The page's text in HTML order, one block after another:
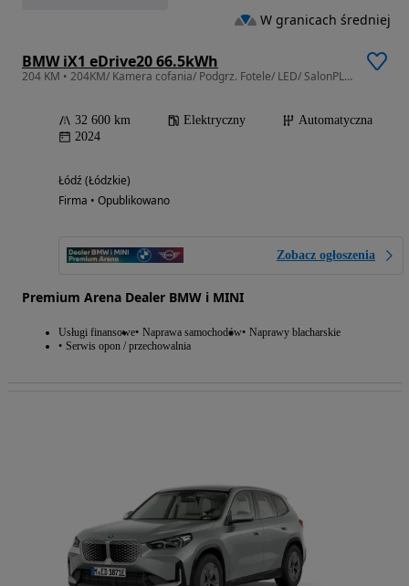
BMW iX1 eDrive20 66.5kWh
204 KM • 204KM/ Kamera cofania/ Podgrz. Fotele/ LED/ SalonPL/ FV23%
32 600 km Elektryczny
Automatyczna
2024
Łódź (Łódzkie)
Firma • Opublikowano
Zobacz ogłoszenia
Premium Arena Dealer BMW i MINI
Usługi finansowe Naprawa samochodów Naprawy blacharskie
Serwis opon / przechowalnia
W granicach średniej